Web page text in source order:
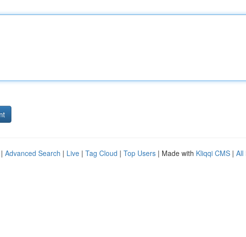
Advanced Search | Live | Tag Cloud | Top Users | Made with Kliqqi CMS | All